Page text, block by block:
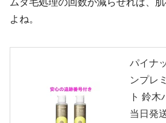
よね。
パイナ
ンプレ
ト 鈴
当日発